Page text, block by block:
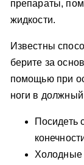
препараты,
жидкости.
Известны
берите за
помощью при
ноги в
Посидеть
Холодные